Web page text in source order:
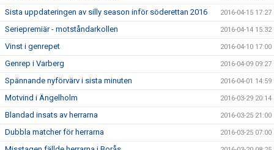
Sista uppdateringen av silly season inför söderettan 2016 2016-04-15 17:27
Seriepremiär - motståndarkollen 2016-04-14 15:32
Vinst i genrepet 2016-04-10 17:00
Genrep i Varberg 2016-04-09 09:27
Spännande nyförvärv i sista minuten 2016-04-01 14:59
Motvind i Ängelholm 2016-03-29 20:14
Blandad insats av herrarna 2016-03-25 21:00
Dubbla matcher för herrarna 2016-03-25 07:00